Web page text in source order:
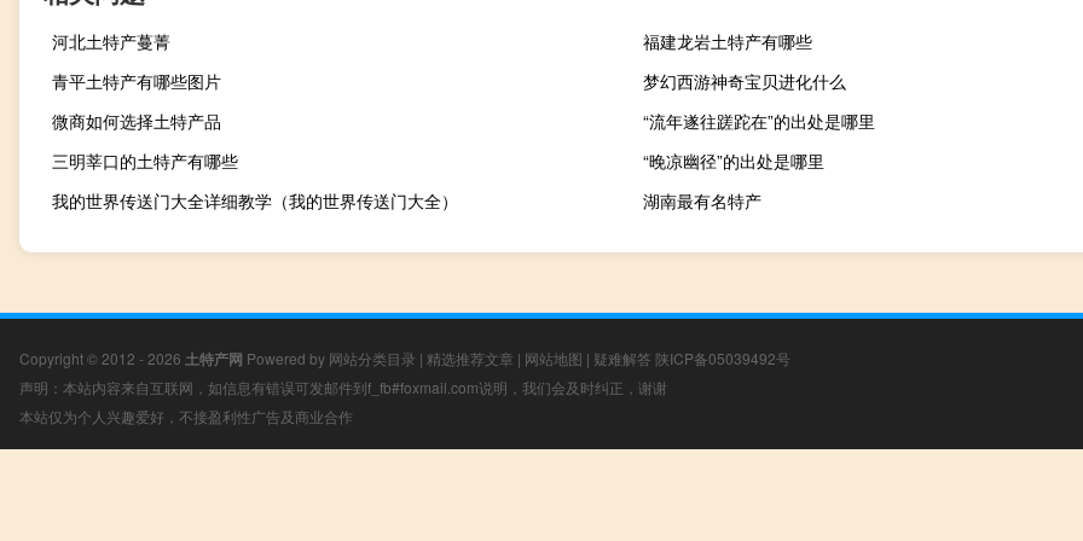
河北土特产蔓菁
福建龙岩土特产有哪些
青平土特产有哪些图片
梦幻西游神奇宝贝进化什么
微商如何选择土特产品
“流年遂往蹉跎在”的出处是哪里
三明莘口的土特产有哪些
“晚凉幽径”的出处是哪里
我的世界传送门大全详细教学（我的世界传送门大全）
湖南最有名特产
Copyright © 2012 - 2026 土特产网 Powered by 网站分类目录 | 精选推荐文章 | 网站地图 | 疑难解答 陕ICP备05039492号
声明：本站内容来自互联网，如信息有错误可发邮件到f_fb#foxmail.com说明，我们会及时纠正，谢谢
本站仅为个人兴趣爱好，不接盈利性广告及商业合作